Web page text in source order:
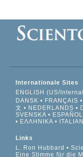
Internationale Sites
ENGLISH (US/
DANSK
FRANÇAIS
文
NEDERLANDS
SVENSKA
ΕΛΛΗΝΙΚA
Links
L. Ron Hubbard
Eine Stimme für die